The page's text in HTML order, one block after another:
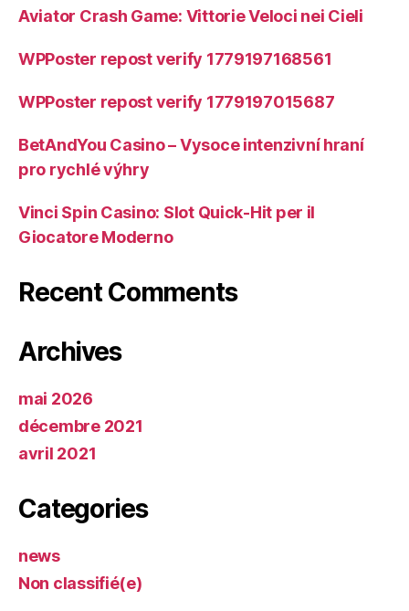
Aviator Crash Game: Vittorie Veloci nei Cieli
WPPoster repost verify 1779197168561
WPPoster repost verify 1779197015687
BetAndYou Casino – Vysoce intenzivní hraní
pro rychlé výhry
Vinci Spin Casino: Slot Quick‑Hit per il
Giocatore Moderno
Recent Comments
Archives
mai 2026
décembre 2021
avril 2021
Categories
news
Non classifié(e)